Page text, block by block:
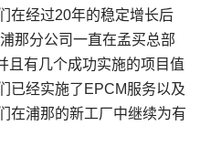
在经过20年的稳定增长后
那分公司一直在孟买总部
且有几个成功实施的项目值
已经实施了EPCM服务以及
在浦那的新工厂中继续为有